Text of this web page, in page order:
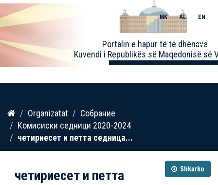
Kalo
përmbajtja
Portalin e hapur të të dhënave
Kuvendi i Republikës së Maqedonisë së
MK AL EN
Toggle
Organizatat
Собрание
Комисиски седници 2020-2024
четириесет и петта седница...
Shkarko
четириесет и петта